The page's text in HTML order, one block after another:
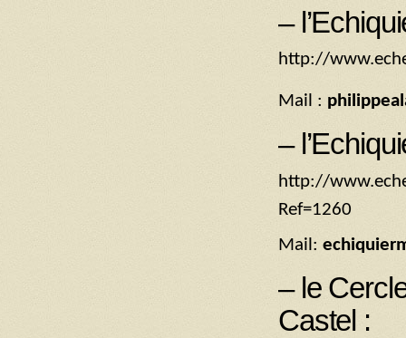
–
http://
Mail :
–
http://
Ref=1260
Mail:
– le
Castel :